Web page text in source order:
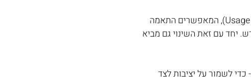
חברות התחילו כבר לאמץ מודלים של שימוש ותוצאה (Usage & Outcome-based), המאפשרים התאמה
יחד עם זאת השינוי גם מביא
כדי לשמור על יציבות לצד